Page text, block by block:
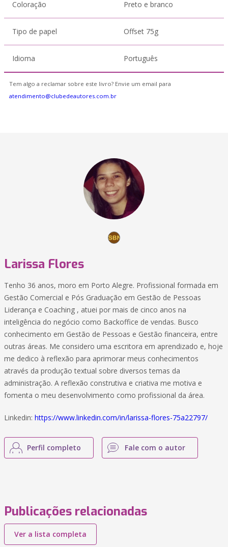
Coloração Preto e branco
Tipo de papel Offset 75g
Idioma Português
Tem algo a reclamar sobre este livro? Envie um email para
atendimento@clubedeautores.com.br
Larissa Flores
Tenho 36 anos, moro em Porto Alegre. Profissional formada em
Gestão Comercial e Pós Graduação em Gestão de Pessoas
Liderança e Coaching , atuei por mais de cinco anos na
inteligência do negócio como Backoffice de vendas. Busco
conhecimento em Gestão de Pessoas e Gestão financeira, entre
outras áreas. Me considero uma escritora em aprendizado e, hoje
me dedico à reflexão para aprimorar meus conhecimentos
através da produção textual sobre diversos temas da
administração. A reflexão construtiva e criativa me motiva e
fomenta o meu desenvolvimento como profissional da área.
Linkedin: https://www.linkedin.com/in/larissa-flores-75a22797/
Perfil completo Fale com o autor
Publicações relacionadas
Ver a lista completa